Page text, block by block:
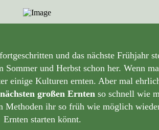
und das nächste Frühjahr
Sommer und Herbst schon her. Wenn
einige Kulturen ernten. Aber mal
großen Ernten so schnell wie
ihr so früh wie möglich
Ernten starten könnt.